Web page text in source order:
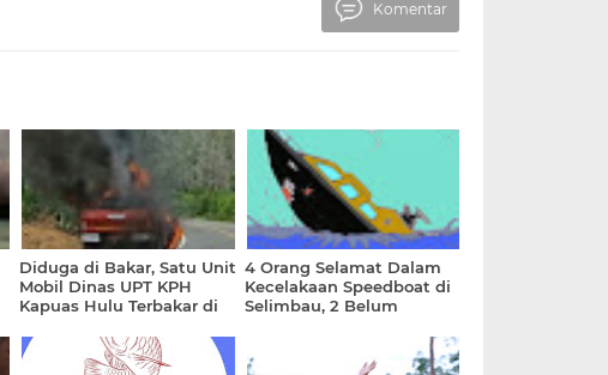
Komentar
Diduga di Bakar, Satu Unit
Mobil Dinas UPT KPH
Kapuas Hulu Terbakar di
Ilegal
4 Orang Selamat Dalam
Kecelakaan Speedboat di
Selimbau, 2 Belum